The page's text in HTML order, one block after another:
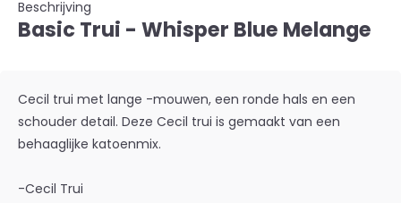
Beschrijving
Basic Trui - Whisper Blue Melange
Cecil trui met lange -mouwen, een ronde hals en een
schouder detail. Deze Cecil trui is gemaakt van een
behaaglijke katoenmix.
-Cecil Trui